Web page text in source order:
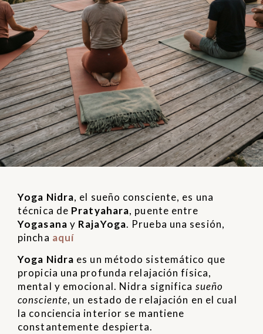
Yoga Nidra, el sueño consciente, es una
técnica de Pratyahara, puente entre
Yogasana y RajaYoga. Prueba una sesión,
pincha aquí
Yoga Nidra es un método sistemático que
propicia una profunda relajación física,
mental y emocional. Nidra significa sueño
consciente, un estado de relajación en el cual
la conciencia interior se mantiene
constantemente despierta.